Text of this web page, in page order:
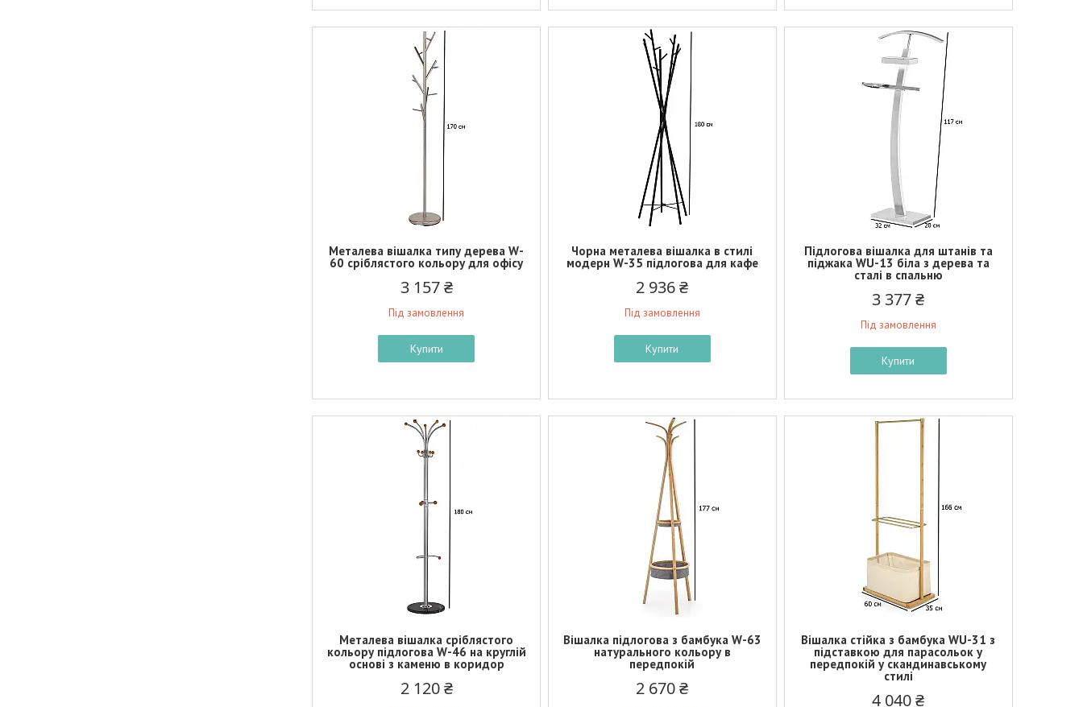
Металева вішалка типу дерева W-
60 сріблястого кольору для офісу
3 157 ₴
Під замовлення
Купити
Чорна металева вішалка в стилі
модерн W-35 підлогова для кафе
2 936 ₴
Під замовлення
Купити
Підлогова вішалка для штанів та
піджака WU-13 біла з дерева та
сталі в спальню
3 377 ₴
Під замовлення
Купити
Металева вішалка сріблястого
кольору підлогова W-46 на круглій
основі з каменю в коридор
2 120 ₴
Вішалка підлогова з бамбука W-63
натурального кольору в
передпокій
2 670 ₴
Вішалка стійка з бамбука WU-31 з
підставкою для парасольок у
передпокій у скандинавському
стилі
4 040 ₴